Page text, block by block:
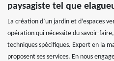
paysagiste tel que
La création d’un jardin et d’espaces
opération qui nécessite du savoir-
techniques spécifiques. Expert en la
proposent ses services. En nous